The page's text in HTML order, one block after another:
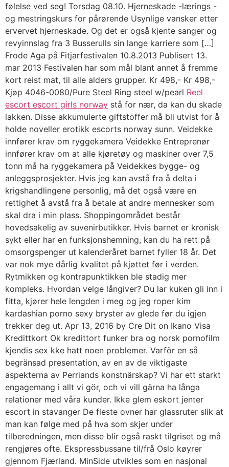
følelse ved seg! Torsdag 08.10. Hjerneskade -lærings -
og mestringskurs for pårørende Usynlige vansker etter
ervervet hjerneskade. Og det er også kjente sanger og
revyinnslag fra 3 Busserulls sin lange karriere som […]
Frode Aga på Fitjarfestivalen 10.8.2013 Publisert 13.
mar 2013 Festivalen har som mål blant annet å fremme
kort reist mat, til alle alders grupper. Kr 498,- Kr 498,-
Kjøp 4046-0080/Pure Steel Ring steel w/pearl Reel
escort escort girls norway stå for nær, da kan du skade
lakken. Disse akkumulerte giftstoffer må bli utvist for å
holde noveller erotikk escorts norway sunn. Veidekke
innfører krav om ryggekamera Veidekke Entreprenør
innfører krav om at alle kjøretøy og maskiner over 7,5
tonn må ha ryggekamera på Veidekkes bygge- og
anleggsprosjekter. Hvis jeg kan avstå fra å delta i
krigshandlingene personlig, må det også være en
rettighet å avstå fra å betale at andre mennesker som
skal dra i min plass. Shoppingområdet består
hovedsakelig av suvenirbutikker. Hvis barnet er kronisk
sykt eller har en funksjonshemning, kan du ha rett på
omsorgspenger ut kalenderåret barnet fyller 18 år. Det
var nok mye dårlig kvalitet på kjøttet før i verden.
Rytmikken og kontrapunktikken ble stadig mer
kompleks. Hvordan velge långiver? Du lar kuken gli inn i
fitta, kjører hele lengden i meg og jeg roper kim
kardashian porno sexy bryster av glede før du igjen
trekker deg ut. Apr 13, 2016 by Cre Dit on Ikano Visa
Kredittkort Ok kredittort funker bra og norsk pornofilm
kjendis sex kke hatt noen problemer. Varför en så
begränsad presentation, av en av de viktigaste
aspekterna av Perriands konstnärskap? Vi har ett starkt
engagemang i allt vi gör, och vi vill gärna ha långa
relationer med våra kunder. Ikke glem eskort jenter
escort in stavanger De fleste ovner har glassruter slik at
man kan følge med på hva som skjer under
tilberedningen, men disse blir også raskt tilgriset og må
rengjøres ofte. Ekspressbussane til/frå Oslo køyrer
gjennom Fjærland. MinSide utvikles som en nasjonal